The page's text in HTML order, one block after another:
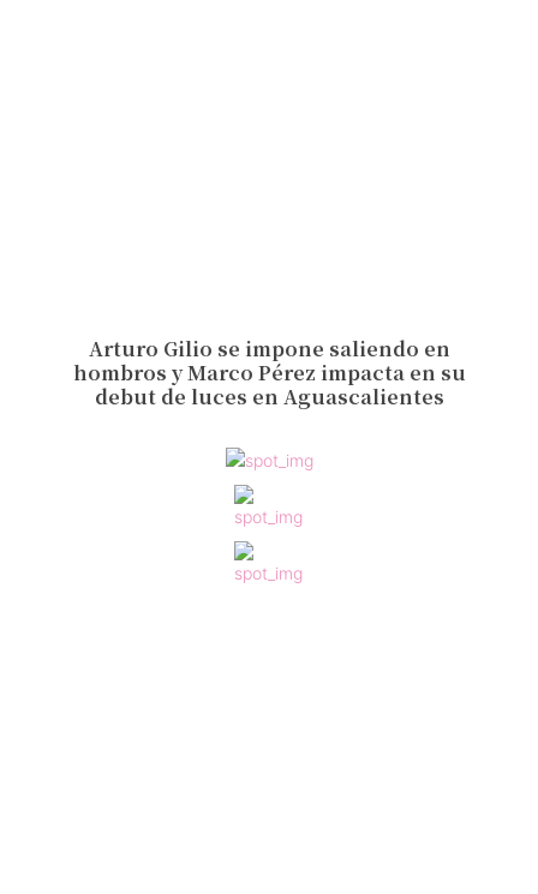
Arturo Gilio se impone saliendo en
hombros y Marco Pérez impacta en su
debut de luces en Aguascalientes